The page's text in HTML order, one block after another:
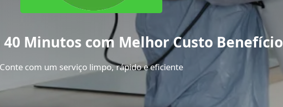
40 Minutos com Melhor Custo Benefício
Conte com um serviço limpo, rápido e eficiente